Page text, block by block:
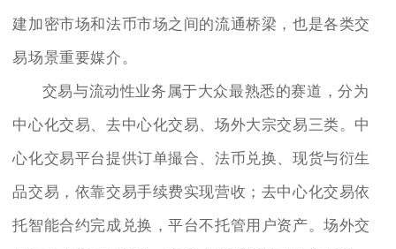
建加密市场和法币市场之间的流通桥梁，也是各类交
易场景重要媒介。
交易与流动性业务属于大众最熟悉的赛道，分为
中心化交易、去中心化交易、场外大宗交易三类。中
心化交易平台提供订单撮合、法币兑换、现货与衍生
品交易，依靠交易手续费实现营收；去中心化交易依
托智能合约完成兑换，平台不托管用户资产。场外交